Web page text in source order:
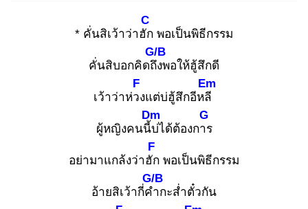
* คั่นสิเว้าว่าฮัก
C
พอเป็นพิธีกรรม
คั่นสิบอกคิดถึง
G/B
พอให้ฮู้สึกดี
เว้าว่าห่วง
F
แต่บ่ฮู้สึกอีหลี
Em
ผู้หญิงคนนี้บ่
Dm
ได้ต้องการ
G
อย่ามาแกล้งว่าฮัก
F
พอเป็นพิธีกรรม
อ้ายสิเว้ากี่คำ
G/B
กะส่ำตั๋วกัน